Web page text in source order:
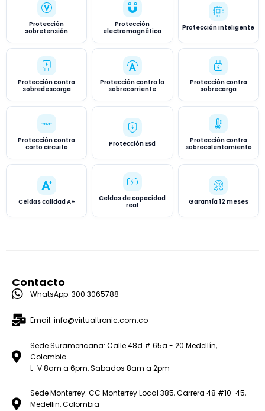
Protección
sobretensión
Protección
electromagnética
Protección inteligente
Protección contra
sobredescarga
Protección contra la
sobrecorriente
Protección contra
sobrecarga
Protección contra
corto circuito
Protección Esd
Protección contra
sobrecalentamiento
Celdas calidad A+
Celdas de capacidad
real
Garantía 12 meses
Contacto
WhatsApp: 300 3065788
Email: info@virtualtronic.com.co
Sede Suramericana: Calle 48d # 65a - 20 Medellín,
Colombia
L-V 8am a 6pm, Sabados 8am a 2pm
Sede Monterrey: CC Monterrey Local 385, Carrera 48 #10-45,
Medellin, Colombia